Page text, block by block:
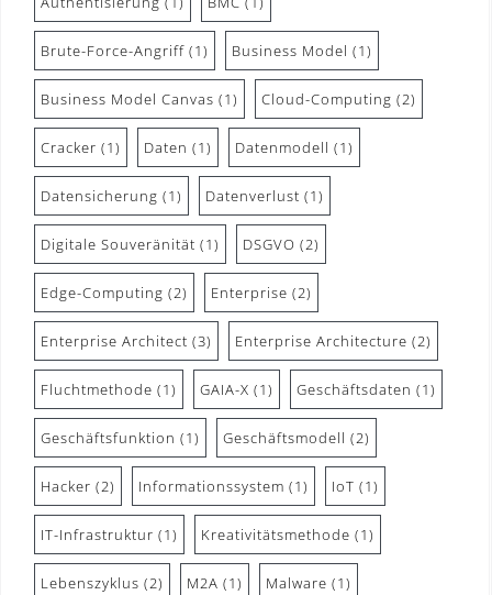
Brute-Force-Angriff (1) Business Model (1)
Business Model Canvas (1) Cloud-Computing (2)
Cracker (1) Daten (1) Datenmodell (1)
Datensicherung (1) Datenverlust (1)
Digitale Souveränität (1) DSGVO (2)
Edge-Computing (2) Enterprise (2)
Enterprise Architect (3) Enterprise Architecture (2)
Fluchtmethode (1) GAIA-X (1) Geschäftsdaten (1)
Geschäftsfunktion (1) Geschäftsmodell (2)
Hacker (2) Informationssystem (1) IoT (1)
IT-Infrastruktur (1) Kreativitätsmethode (1)
Lebenszyklus (2) M2A (1) Malware (1)